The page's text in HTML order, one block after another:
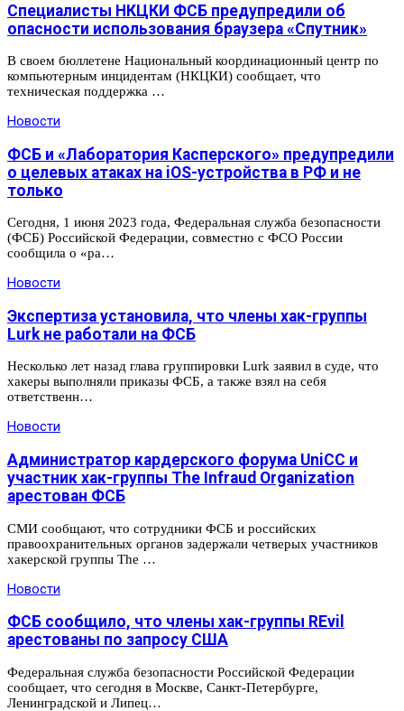
Специалисты НКЦКИ ФСБ предупредили об
опасности использования браузера «Спутник»
В своем бюллетене Национальный координационный центр по
компьютерным инцидентам (НКЦКИ) сообщает, что
техническая поддержка …
Новости
ФСБ и «Лаборатория Касперского» предупредили
о целевых атаках на iOS-устройства в РФ и не
только
Сегодня, 1 июня 2023 года, Федеральная служба безопасности
(ФСБ) Российской Федерации, совместно с ФСО России
сообщила о «ра…
Новости
Экспертиза установила, что члены хак-группы
Lurk не работали на ФСБ
Несколько лет назад глава группировки Lurk заявил в суде, что
хакеры выполняли приказы ФСБ, а также взял на себя
ответственн…
Новости
Администратор кардерского форума UniCC и
участник хак-группы The Infraud Organization
арестован ФСБ
СМИ сообщают, что сотрудники ФСБ и российских
правоохранительных органов задержали четверых участников
хакерской группы The …
Новости
ФСБ сообщило, что члены хак-группы REvil
арестованы по запросу США
Федеральная служба безопасности Российской Федерации
сообщает, что сегодня в Москве, Санкт-Петербурге,
Ленинградской и Липец…